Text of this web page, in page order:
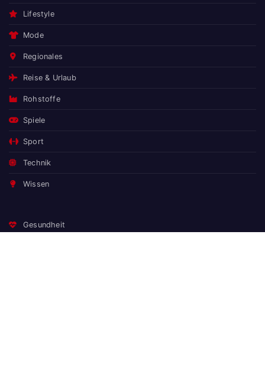
Lifestyle
Mode
Regionales
Reise & Urlaub
Rohstoffe
Spiele
Sport
Technik
Wissen
Gesundheit